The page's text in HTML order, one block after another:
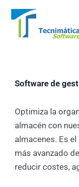
contenido
Software de
Optimiza la
almacén con
almacenes. Es
más avanzado
reducir costes,